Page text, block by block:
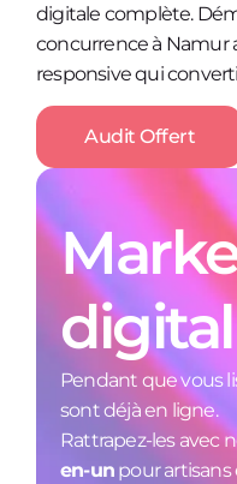
digitale complète.
concurrence à Namur
responsive qui
Audit Offert
Pendant que vous
sont déjà en ligne.
Rattrapez-les avec
en-un pour artisans